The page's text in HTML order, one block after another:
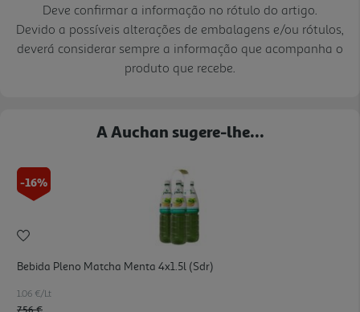
Deve confirmar a informação no rótulo do artigo.
Devido a possíveis alterações de embalagens e/ou rótulos,
deverá considerar sempre a informação que acompanha o
produto que recebe.
A Auchan sugere-lhe...
-16%
Bebida Pleno Matcha Menta 4x1.5l (sdr)
1.06 €/Lt
Price reduced from
7,56 €to